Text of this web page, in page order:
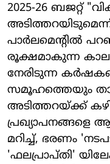
2025-26 ബജറ്റ്
പാർലമെന്റിൽ
രൂക്ഷമാകുന്ന
നേരിടുന്ന
സമൂഹത്തെയും
അടിത്തറയ്ക്ക്
പ്രഖ്യാപനങ്ങളെ
മറിച്ച്, ഭരണം
'ഫലപ്രാപ്തി'